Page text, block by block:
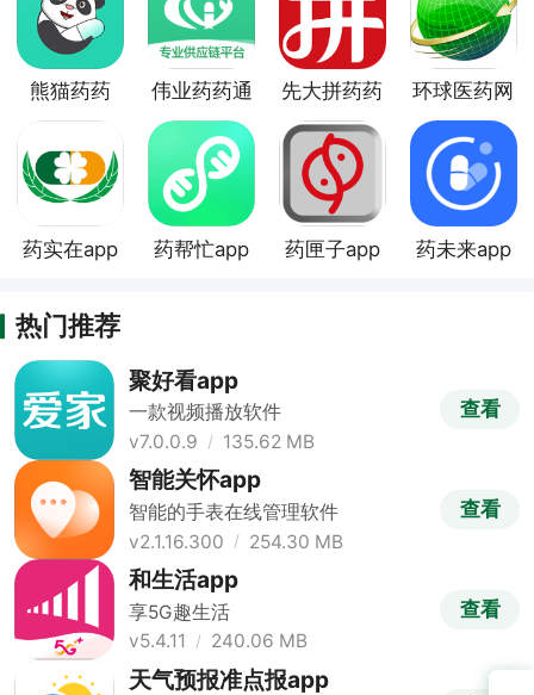
熊猫药药
伟业药药通
先大拼药药
环球医药网
药实在app 药帮忙app 药匣子app 药未来app
热门推荐
聚好看app
一款视频播放软件
v7.0.0.9
135.62 MB
查看
智能关怀app
智能的手表在线管理软件
v2.1.16.300
254.30 MB
查看
和生活app
享5G趣生活
v5.4.11
240.06 MB
查看
天气预报准点报app